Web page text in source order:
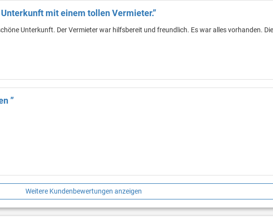
Unterkunft mit einem tollen Vermieter.”
Unterkunft. Der Vermieter war hilfsbereit und freundlich. Es war alles vorhanden. Die
”
Weitere Kundenbewertungen anzeigen